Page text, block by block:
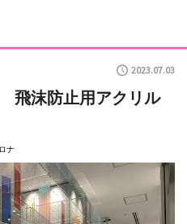
2023.07.03
飛沫防止用アクリル
ナ